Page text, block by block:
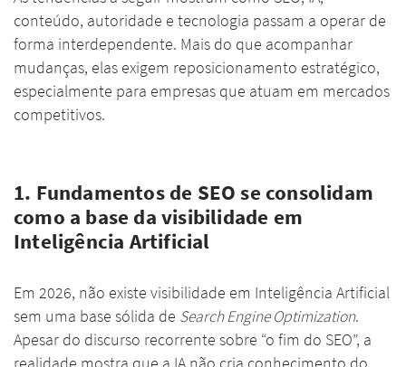
conteúdo, autoridade e tecnologia passam a operar de
forma interdependente. Mais do que acompanhar
mudanças, elas exigem reposicionamento estratégico,
especialmente para empresas que atuam em mercados
competitivos.
1. Fundamentos de SEO se consolidam
como a base da visibilidade em
Inteligência Artificial
Em 2026, não existe visibilidade em Inteligência Artificial
sem uma base sólida de Search Engine Optimization.
Apesar do discurso recorrente sobre “o fim do SEO”, a